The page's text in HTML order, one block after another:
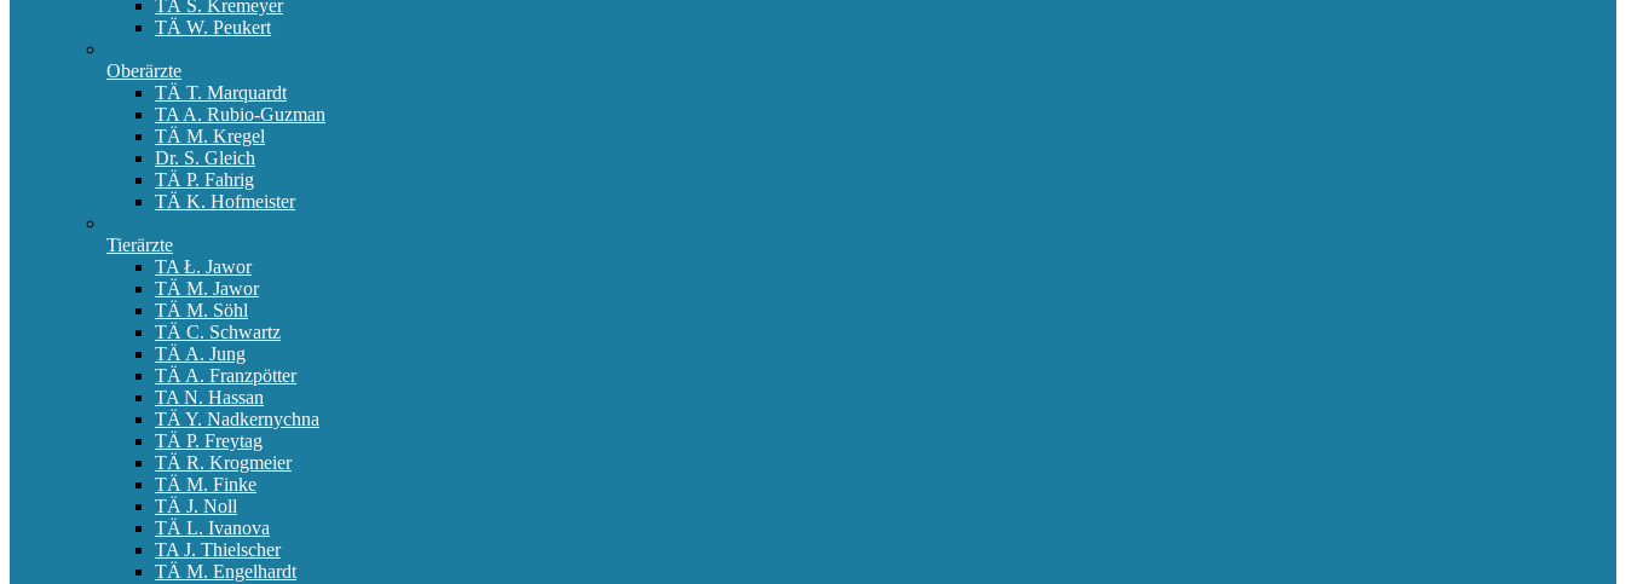
TÄ S. Kremeyer
TÄ W. Peukert
Oberärzte
TÄ T. Marquardt
TA A. Rubio-Guzman
TÄ M. Kregel
Dr. S. Gleich
TÄ P. Fahrig
TÄ K. Hofmeister
Tierärzte
TA Ł. Jawor
TÄ M. Jawor
TÄ M. Söhl
TÄ C. Schwartz
TÄ A. Jung
TÄ A. Franzpötter
TA N. Hassan
TÄ Y. Nadkernychna
TÄ P. Freytag
TÄ R. Krogmeier
TÄ M. Finke
TÄ J. Noll
TÄ L. Ivanova
TA J. Thielscher
TÄ M. Engelhardt